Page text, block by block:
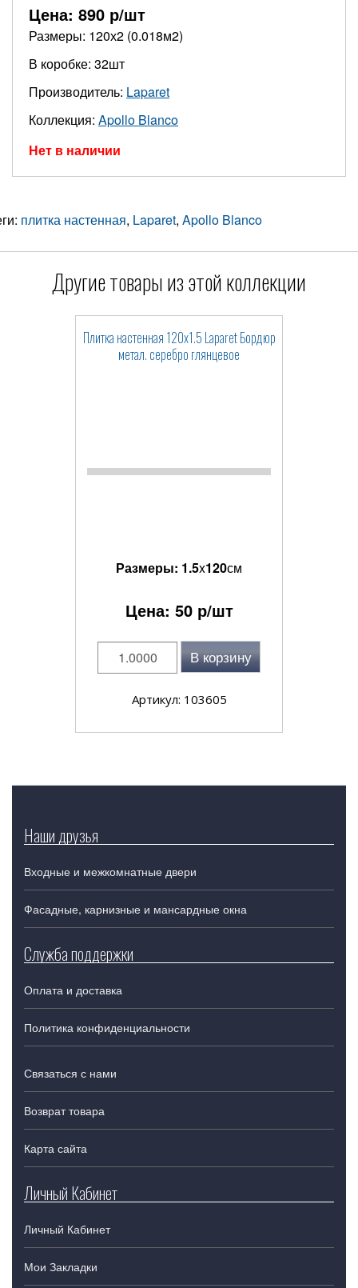
Цена: 890 р/шт
Размеры: 120х2 (0.018м2)
В коробке: 32шт
Производитель: Laparet
Коллекция: Apollo Blanco
Нет в наличии
плитка настенная, Laparet, Apollo Blanco
Другие товары из этой коллекции
Плитка настенная 120x1.5 Laparet Бордюр
метал. серебро глянцевое
Размеры: 1.5x120см
Цена: 50р/шт
В корзину
Артикул: 103605
Наши друзья
Входные и межкомнатные двери
Фасадные, карнизные и мансардные окна
Служба поддержки
Оплата и доставка
Политика конфиденциальности
Связаться с нами
Возврат товара
Карта сайта
Личный Кабинет
Личный Кабинет
Мои Закладки